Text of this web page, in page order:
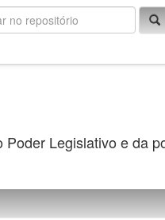
Legislativo e da